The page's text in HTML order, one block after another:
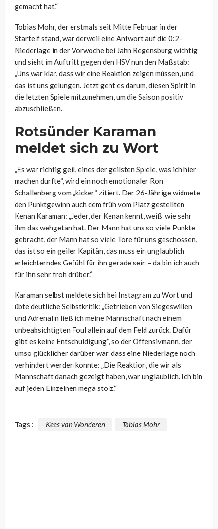
gemacht hat.“
Tobias Mohr, der erstmals seit Mitte Februar in der
Startelf stand, war derweil eine Antwort auf die 0:2-
Niederlage in der Vorwoche bei Jahn Regensburg wichtig
und sieht im Auftritt gegen den HSV nun den Maßstab:
„Uns war klar, dass wir eine Reaktion zeigen müssen, und
das ist uns gelungen. Jetzt geht es darum, diesen Spirit in
die letzten Spiele mitzunehmen, um die Saison positiv
abzuschließen.
Rotsünder Karaman
meldet sich zu Wort
„Es war richtig geil, eines der geilsten Spiele, was ich hier
machen durfte“, wird ein noch emotionaler Ron
Schallenberg vom „kicker“ zitiert. Der 26-Jährige widmete
den Punktgewinn auch dem früh vom Platz gestellten
Kenan Karaman: „Jeder, der Kenan kennt, weiß, wie sehr
ihm das wehgetan hat. Der Mann hat uns so viele Punkte
gebracht, der Mann hat so viele Tore für uns geschossen,
das ist so ein geiler Kapitän, das muss ein unglaublich
erleichterndes Gefühl für ihn gerade sein – da bin ich auch
für ihn sehr froh drüber.“
Karaman selbst meldete sich bei Instagram zu Wort und
übte deutliche Selbstkritik: „Getrieben von Siegeswillen
und Adrenalin ließ ich meine Mannschaft nach einem
unbeabsichtigten Foul allein auf dem Feld zurück. Dafür
gibt es keine Entschuldigung“, so der Offensivmann, der
umso glücklicher darüber war, dass eine Niederlage noch
verhindert werden konnte: „Die Reaktion, die wir als
Mannschaft danach gezeigt haben, war unglaublich. Ich bin
auf jeden Einzelnen mega stolz.“
Tags : Kees van Wonderen Tobias Mohr